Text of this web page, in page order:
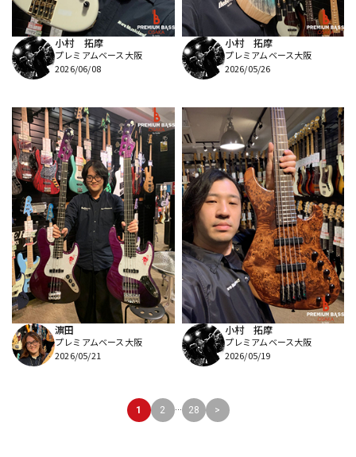
小村 拓摩
プレミアムベース大阪
2026/06/08
小村 拓摩
プレミアムベース大阪
2026/05/26
濵田
プレミアムベース大阪
2026/05/21
小村 拓摩
プレミアムベース大阪
2026/05/19
1 2 ... 28 >